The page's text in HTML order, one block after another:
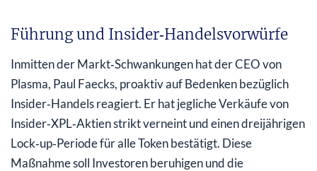
Führung und Insider‑Handelsvorwürfe
Inmitten der Markt‑Schwankungen hat der CEO von
Plasma, Paul Faecks, proaktiv auf Bedenken bezüglich
Insider‑Handels reagiert. Er hat jegliche Verkäufe von
Insider‑XPL‑Aktien strikt verneint und einen dreijährigen
Lock‑up‑Periode für alle Token bestätigt. Diese
Maßnahme soll Investoren beruhigen und die